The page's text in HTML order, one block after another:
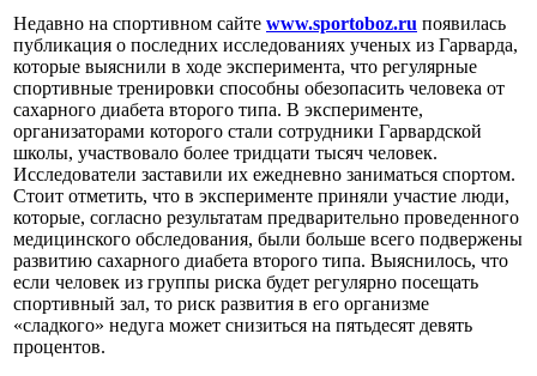
Недавно на спортивном сайте www.sportoboz.ru появилась
публикация о последних исследованиях ученых из Гарварда,
которые выяснили в ходе эксперимента, что регулярные
спортивные тренировки способны обезопасить человека от
сахарного диабета второго типа. В эксперименте,
организаторами которого стали сотрудники Гарвардской
школы, участвовало более тридцати тысяч человек.
Исследователи заставили их ежедневно заниматься спортом.
Стоит отметить, что в эксперименте приняли участие люди,
которые, согласно результатам предварительно проведенного
медицинского обследования, были больше всего подвержены
развитию сахарного диабета второго типа. Выяснилось, что
если человек из группы риска будет регулярно посещать
спортивный зал, то риск развития в его организме
«сладкого» недуга может снизиться на пятьдесят девять
процентов.